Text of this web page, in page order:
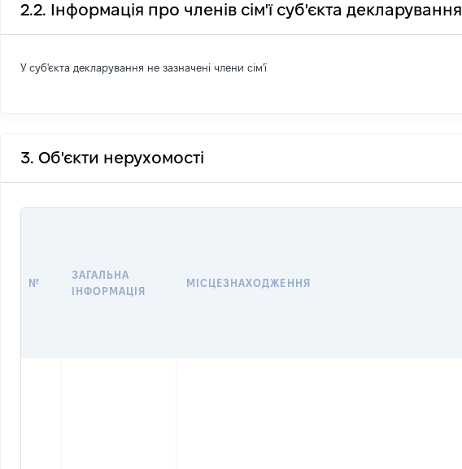
2.2. Інформація про членів сім'ї суб'єкта декларування
У суб'єкта декларування не зазначені члени сім'ї
3. Об'єкти нерухомості
№
ЗАГАЛЬНА
ІНФОРМАЦІЯ
МІСЦЕЗНАХОДЖЕННЯ